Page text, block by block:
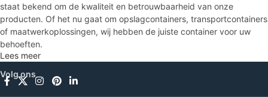
staat bekend om de kwaliteit en betrouwbaarheid van onze
producten. Of het nu gaat om opslagcontainers, transportcontainers
of maatwerkoplossingen, wij hebben de juiste container voor uw
behoeften.
Met onze locatie aan Oostdijk 25, Rotterdam, kunnen wij snel en
efficiënt leveren, waar u ook bent. Wij helpen u graag verder met
Lees meer
Volg ons